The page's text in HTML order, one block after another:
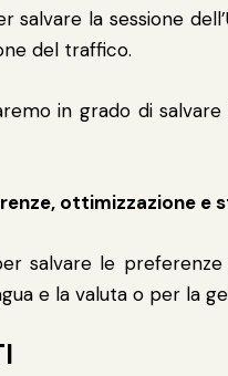
salvare la sessione
del traffico.
in grado di
ottimizzazione e
salvare le
e la valuta o per la